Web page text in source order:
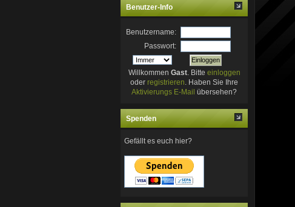
Benutzer-Info
Benutzername:
Passwort:
Willkommen Gast. Bitte einloggen
oder registrieren . Haben Sie Ihre
Aktivierungs E-Mail übersehen?
Spenden
Gefällt es euch hier?